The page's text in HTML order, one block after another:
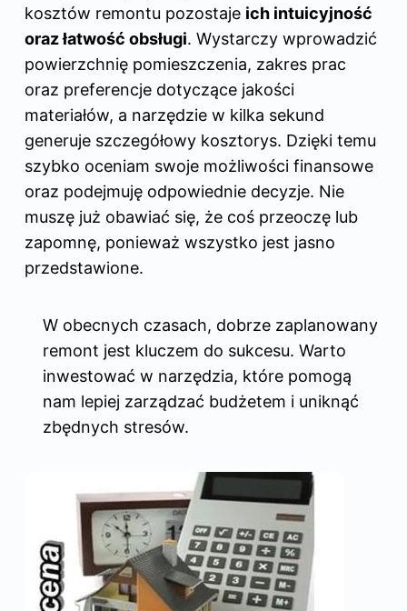
kosztów remontu pozostaje ich intuicyjność
oraz łatwość obsługi. Wystarczy wprowadzić
powierzchnię pomieszczenia, zakres prac
oraz preferencje dotyczące jakości
materiałów, a narzędzie w kilka sekund
generuje szczegółowy kosztorys. Dzięki temu
szybko oceniam swoje możliwości finansowe
oraz podejmuję odpowiednie decyzje. Nie
muszę już obawiać się, że coś przeoczę lub
zapomnę, ponieważ wszystko jest jasno
przedstawione.
W obecnych czasach, dobrze zaplanowany
remont jest kluczem do sukcesu. Warto
inwestować w narzędzia, które pomogą
nam lepiej zarządzać budżetem i uniknąć
zbędnych stresów.